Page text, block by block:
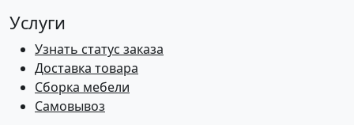
Услуги
Узнать статус заказа
Доставка товара
Сборка мебели
Самовывоз